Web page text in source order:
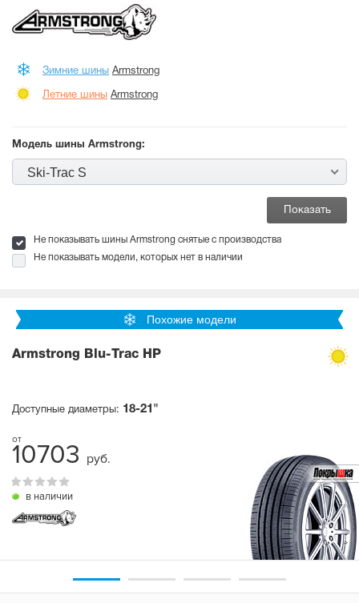
Зимние шины Armstrong
Летние шины Armstrong
Модель шины Armstrong:
Ski-Trac S
Не показывать шины Armstrong снятые с производства
Не показывать модели, которых нет в наличии
Похожие модели
Armstrong Blu-Trac HP
Доступные диаметры: 18-21"
10703 руб.
в наличии